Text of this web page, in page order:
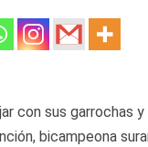
con sus garrochas
bicampeona